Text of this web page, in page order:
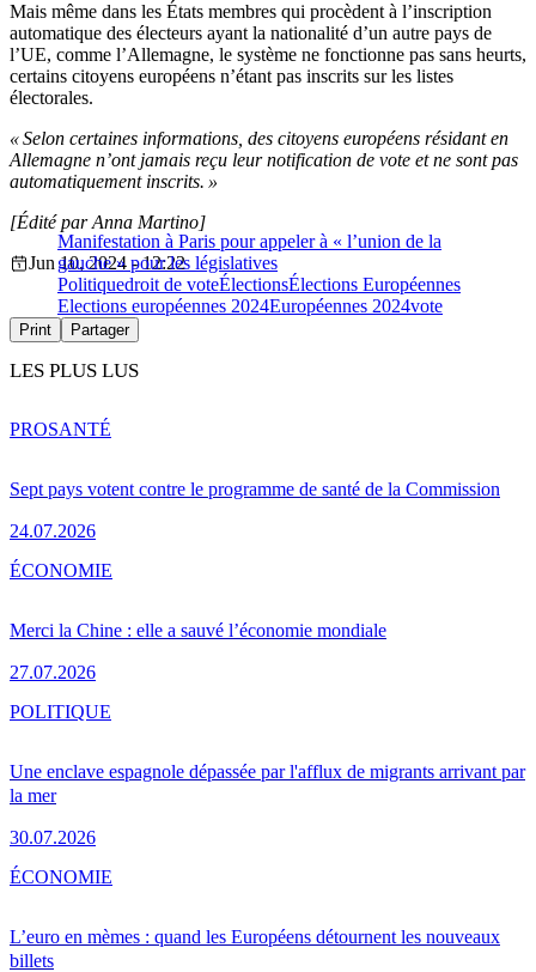
Mais même dans les États membres qui procèdent à l’inscription
automatique des électeurs ayant la nationalité d’un autre pays de
l’UE, comme l’Allemagne, le système ne fonctionne pas sans heurts,
certains citoyens européens n’étant pas inscrits sur les listes
électorales.
« Selon certaines informations, des citoyens européens résidant en
Allemagne n’ont jamais reçu leur notification de vote et ne sont pas
automatiquement inscrits. »
Manifestation à Paris pour appeler à « l’union de la
gauche » pour les législatives
[Édité par Anna Martino]
Jun 10, 2024 - 12:22
Politiquedroit de voteÉlectionsÉlections Européennes
Elections européennes 2024Européennes 2024vote
Print Partager
LES PLUS LUS
Sept pays votent contre le programme de santé de la Commission
24.07.2026
PROSANTÉ
Merci la Chine : elle a sauvé l’économie mondiale
27.07.2026
ÉCONOMIE
Une enclave espagnole dépassée par l'afflux de migrants arrivant par
la mer
30.07.2026
POLITIQUE
L’euro en mèmes : quand les Européens détournent les nouveaux
billets
ÉCONOMIE